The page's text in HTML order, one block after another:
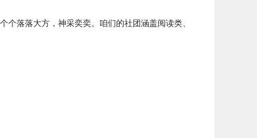
落落大方，神采奕奕。咱们的社团涵盖阅读类、